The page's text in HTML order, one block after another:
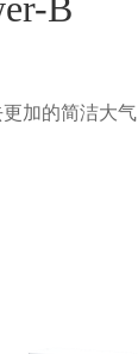
加的简洁大气